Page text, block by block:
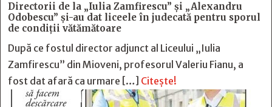
Directorii de la „Iulia Zamfirescu” și „Alexandru
Odobescu” și-au dat liceele în judecată pentru sporul
de condiții vătămătoare
După ce fostul director adjunct al Liceului „Iulia
Zamfirescu” din Mioveni, profesorul Valeriu Fianu, a
fost dat afară ca urmare […] Citește!